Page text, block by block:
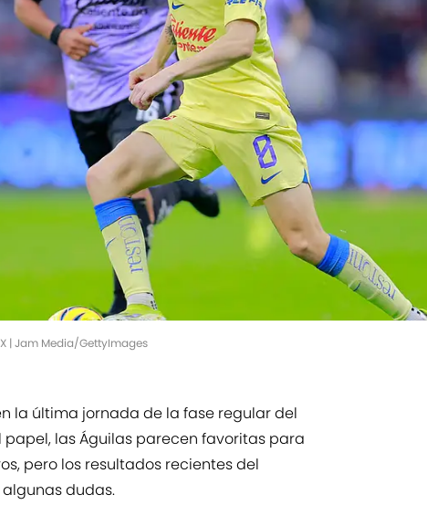
| Jam Media/GettyImages
la última jornada de la fase regular del
papel, las Águilas parecen favoritas para
pero los resultados recientes del
dudas.